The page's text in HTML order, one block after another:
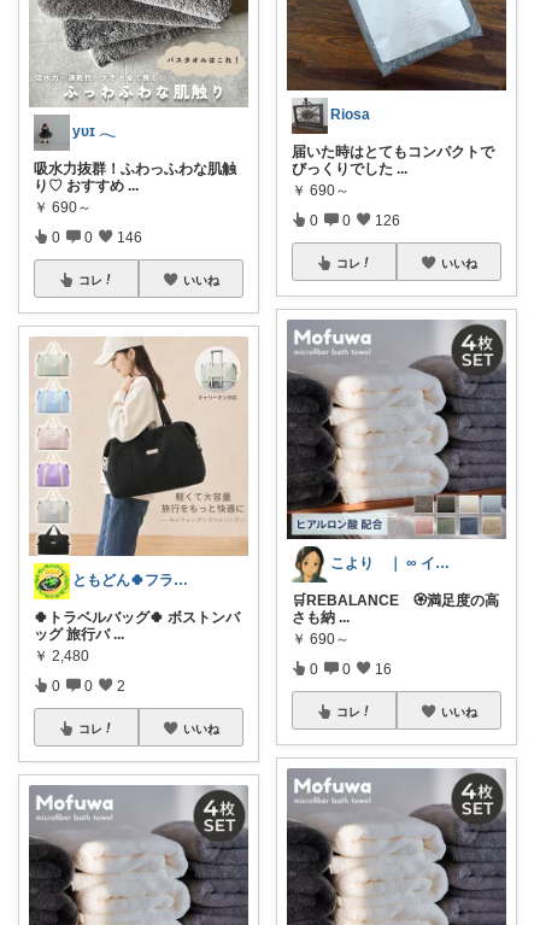
yᴜɪ 𓂃
吸水力抜群！ふわっふわな肌触
り♡ おすすめ ...
￥ 690～
0 0 146
コレ いいね
ともどん🍀フライパン料理ある暮らし🍳
🍀トラベルバッグ🍀 ボストンバ
ッグ 旅行バ ...
￥ 2,480
0 0 2
コレ いいね
Riosa
届いた時はとてもコンパクトで
びっくりでした ...
￥ 690～
0 0 126
コレ いいね
こより ｜ ∞ イヤイライケレ ∞
🛒REBALANCE 🏵️満足度の高
さも納 ...
￥ 690～
0 0 16
コレ いいね